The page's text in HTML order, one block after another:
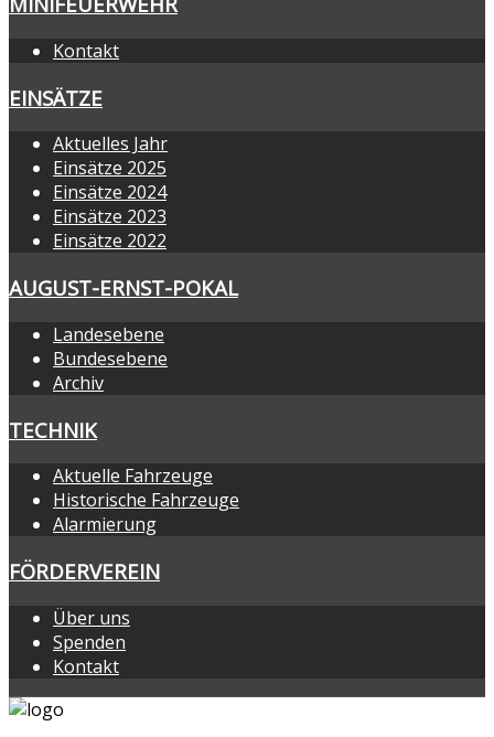
Kontakt
EINSÄTZE
Aktuelles Jahr
Einsätze 2025
Einsätze 2024
Einsätze 2023
Einsätze 2022
AUGUST-ERNST-POKAL
Landesebene
Bundesebene
Archiv
TECHNIK
Aktuelle Fahrzeuge
Historische Fahrzeuge
Alarmierung
FÖRDERVEREIN
Über uns
Spenden
Kontakt